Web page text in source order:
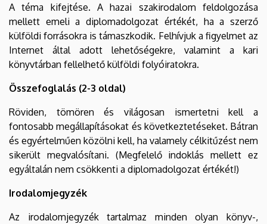
A téma kifejtése. A hazai szakirodalom feldolgozása
mellett emeli a diplomadolgozat értékét, ha a szerző
külföldi forrásokra is támaszkodik. Felhívjuk a figyelmet az
Internet által adott lehetőségekre, valamint a kari
könyvtárban fellelhető külföldi folyóiratokra.
Összefoglalás (2-3 oldal)
Röviden, tömören és világosan ismertetni kell a
fontosabb megállapításokat és következtetéseket. Bátran
és egyértelműen közölni kell, ha valamely célkitűzést nem
sikerült megvalósítani. (Megfelelő indoklás mellett ez
egyáltalán nem csökkenti a diplomadolgozat értékét!)
Irodalomjegyzék
Az irodalomjegyzék tartalmaz minden olyan könyv-,